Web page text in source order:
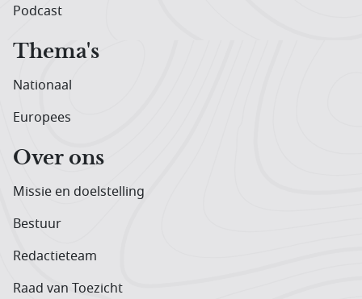
Podcast
Thema's
Nationaal
Europees
Over ons
Missie en doelstelling
Bestuur
Redactieteam
Raad van Toezicht